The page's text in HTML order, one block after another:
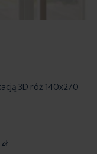
3D róż 140x270